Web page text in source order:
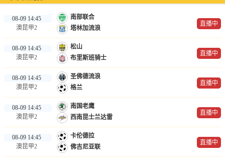
08-09 14:45
澳昆甲2
南部联合
塔林加流浪
直播中
08-09 14:45
澳昆甲2
松山
布里斯班骑士
直播中
08-09 14:45
澳昆甲2
圣佛德流浪
格兰
直播中
08-09 14:45
澳昆甲2
南国老鹰
西南昆士兰达雷
直播中
08-09 14:45
澳昆甲2
卡伦德拉
佛吉尼亚联
直播中